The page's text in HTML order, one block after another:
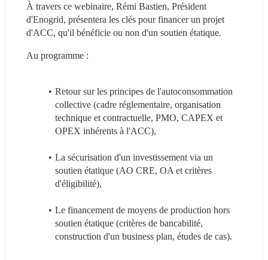
À travers ce webinaire, Rémi Bastien, Président
d'Enogrid, présentera les clés pour financer un projet
d'ACC, qu'il bénéficie ou non d'un soutien étatique.
Au programme :
Retour sur les principes de l'autoconsommation
collective (cadre réglementaire, organisation
technique et contractuelle, PMO, CAPEX et
OPEX inhérents à l'ACC),
La sécurisation d'un investissement via un
soutien étatique (AO CRE, OA et critères
d'éligibilité),
Le financement de moyens de production hors
soutien étatique (critères de bancabilité,
construction d'un business plan, études de cas).